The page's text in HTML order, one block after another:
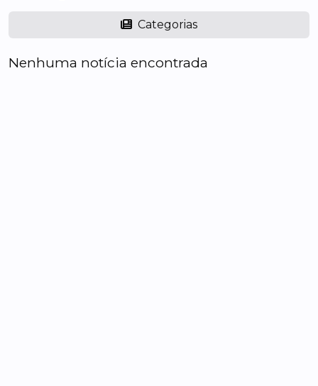
Categorias
Nenhuma notícia encontrada